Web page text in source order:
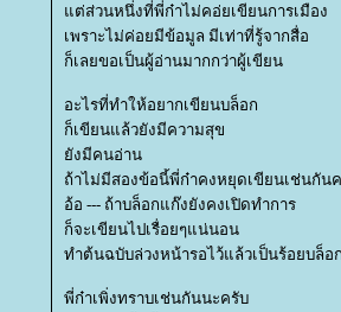
ต่ส่วนหนึ่งที่พี่ก๋าไม่คอ่ยเขียนการเมือง
เพราะไม่ค่อยมีข้อมูล มีเท่าที่รู้จากสื่อ
ก็เลยขอเป็นผู้อ่านมากกว่าผู้เขียน
อะไรที่ทำให้อยากเขียนบล็อก
ก็เขียนแล้วยังมีความสุข
ังมีคนอ่าน
ถ้าไม่มีสองข้อนี้พี่ก๋าคงหยุดเขียนเช่นกัน
อ้อ --- ถ้าบล็อกแก๊งยังคงเปิดทำการ
ก็จะเขียนไปเรื่อยๆแน่นอน
ทำต้นฉบับล่วงหน้ารอไว้แล้วเป็นร้อยบล็อ
พี่ก๋าเพิ่งทราบเช่นกันนะครับ